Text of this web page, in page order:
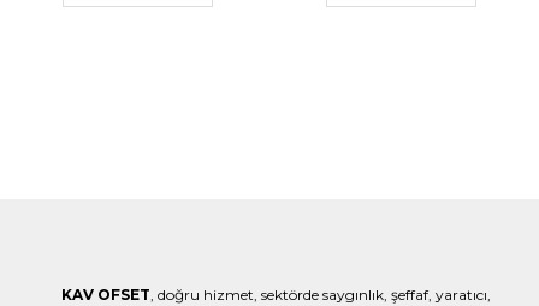
KAV OFSET, doğru hizmet, sektörde saygınlık, şeffaf, yaratıcı,